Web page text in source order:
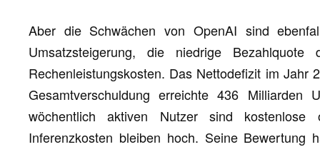
Aber die Schwächen von OpenAI sind
Umsatzsteigerung, die niedrige
Rechenleistungskosten. Das Nettodefizit im
Gesamtverschuldung erreichte 436
wöchentlich aktiven Nutzer sind
Inferenzkosten bleiben hoch. Seine